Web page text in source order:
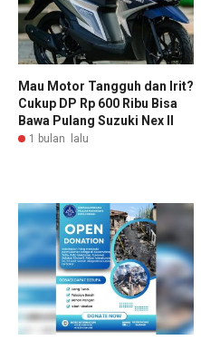
Mau Motor Tangguh dan Irit?
Cukup DP Rp 600 Ribu Bisa
Bawa Pulang Suzuki Nex II
1 bulan lalu